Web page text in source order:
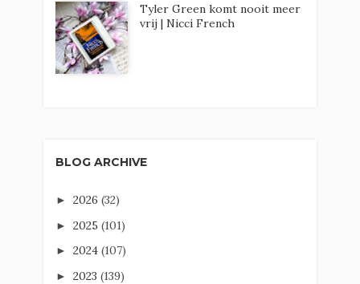
Tyler Green komt nooit meer
vrij | Nicci French
BLOG ARCHIVE
► 2026 (32)
► 2025 (101)
► 2024 (107)
► 2023 (139)